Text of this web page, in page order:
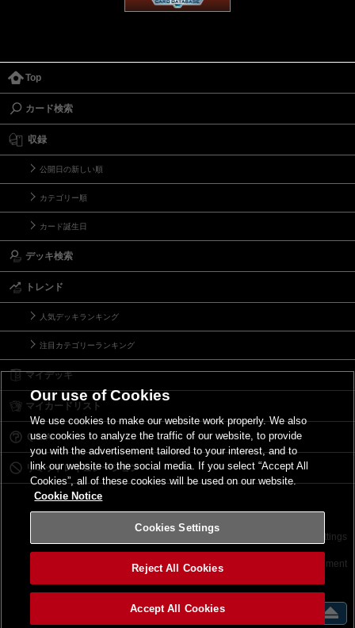
Top
カード検索
収録
公開日の新しい順
カテゴリー順
カード誕生日
デッキ検索
トレンド
人気デッキランキング
注目カテゴリーランキング
マイデッキ
マイカードリスト
Ｑ＆Ａ
リミットレギュレーション
サイトポリシー Cookies Settings
©2026 Konami Digital Entertainment
Our use of Cookies
We use cookies to make our website work properly. We also
use cookies to analyze the traffic of our website, to provide
you with the advertisement tailored to your interest, and to
link our website to the social media. If you select “Accept All
Cookies”, all of these cookies will be used on our website.
Cookie Notice
Cookies Settings
Reject All Cookies
Accept All Cookies